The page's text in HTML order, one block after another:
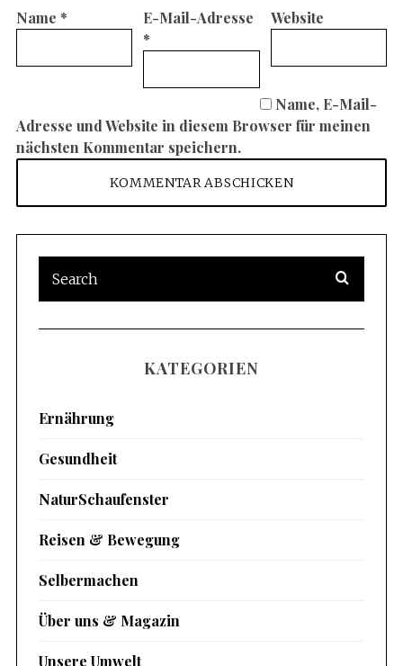
Name *
E-Mail-Adresse
*
Website
Name, E-Mail-
Adresse und Website in diesem Browser für meinen
nächsten Kommentar speichern.
KATEGORIEN
Ernährung
Gesundheit
NaturSchaufenster
Reisen & Bewegung
Selbermachen
Über uns & Magazin
Unsere Umwelt